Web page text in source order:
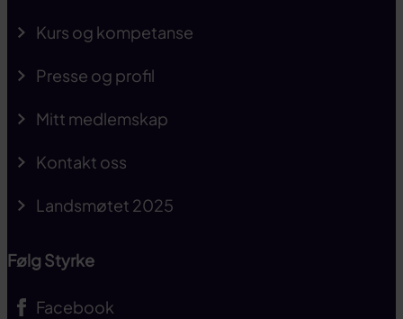
Kurs og kompetanse
Presse og profil
Mitt medlemskap
Kontakt oss
Landsmøtet 2025
Følg Styrke
Facebook